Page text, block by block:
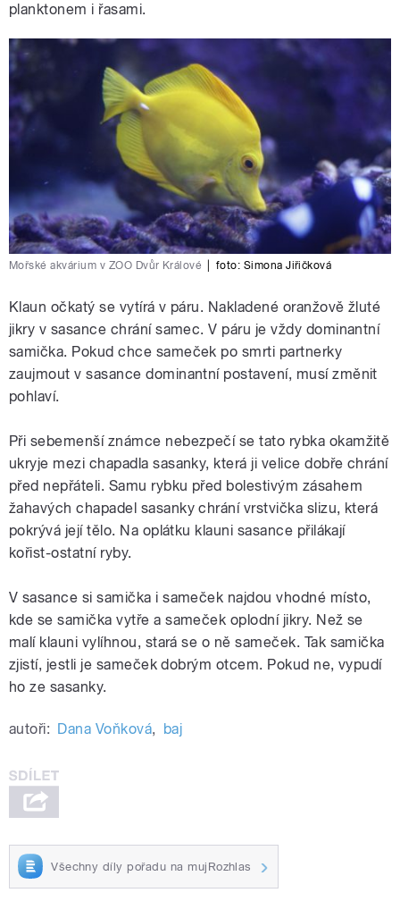
planktonem i řasami.
Mořské akvárium v ZOO Dvůr Králové foto: Simona Jiřičková
Klaun očkatý se vytírá v páru. Nakladené oranžově žluté
jikry v sasance chrání samec. V páru je vždy dominantní
samička. Pokud chce sameček po smrti partnerky
zaujmout v sasance dominantní postavení, musí změnit
pohlaví.
Při sebemenší známce nebezpečí se tato rybka okamžitě
ukryje mezi chapadla sasanky, která ji velice dobře chrání
před nepřáteli. Samu rybku před bolestivým zásahem
žahavých chapadel sasanky chrání vrstvička slizu, která
pokrývá její tělo. Na oplátku klauni sasance přilákají
kořist-ostatní ryby.
V sasance si samička i sameček najdou vhodné místo,
kde se samička vytře a sameček oplodní jikry. Než se
malí klauni vylíhnou, stará se o ně sameček. Tak samička
zjistí, jestli je sameček dobrým otcem. Pokud ne, vypudí
ho ze sasanky.
autoři: Dana Voňková, baj
Všechny díly pořadu na mujRozhlas